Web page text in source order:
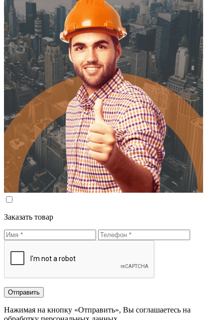
Заказать товар
Нажимая на кнопку «Отправить», Вы соглашаетесь на